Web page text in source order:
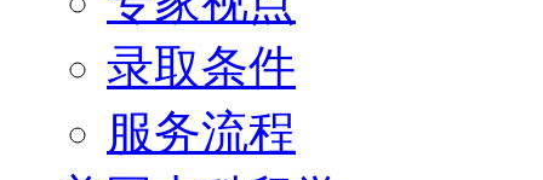
录取条件
服务流程